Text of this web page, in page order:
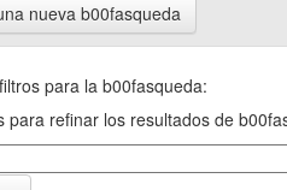
nueva b00fasqueda
para la b00fasqueda:
para refinar los resultados de